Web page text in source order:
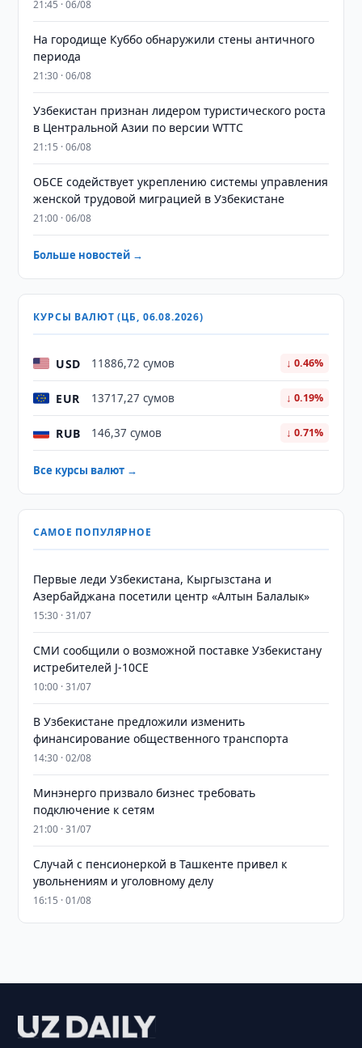
21:45 · 06/08
На городище Куббо обнаружили стены античного
периода
21:30 · 06/08
Узбекистан признан лидером туристического роста
в Центральной Азии по версии WTTC
21:15 · 06/08
ОБСЕ содействует укреплению системы управления
женской трудовой миграцией в Узбекистане
21:00 · 06/08
Больше новостей →
КУРСЫ ВАЛЮТ (ЦБ, 06.08.2026)
USD 11886,72 сумов ↓ 0.46%
EUR 13717,27 сумов ↓ 0.19%
RUB 146,37 сумов ↓ 0.71%
Все курсы валют →
САМОЕ ПОПУЛЯРНОЕ
Первые леди Узбекистана, Кыргызстана и
Азербайджана посетили центр «Алтын Балалык»
15:30 · 31/07
СМИ сообщили о возможной поставке Узбекистану
истребителей J-10CE
10:00 · 31/07
В Узбекистане предложили изменить
финансирование общественного транспорта
14:30 · 02/08
Минэнерго призвало бизнес требовать
подключение к сетям
21:00 · 31/07
Случай с пенсионеркой в Ташкенте привел к
увольнениям и уголовному делу
16:15 · 01/08